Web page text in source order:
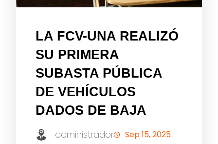
LA FCV-UNA REALIZÓ
SU PRIMERA
SUBASTA PÚBLICA
DE VEHÍCULOS
DADOS DE BAJA
administrador Sep 15, 2025